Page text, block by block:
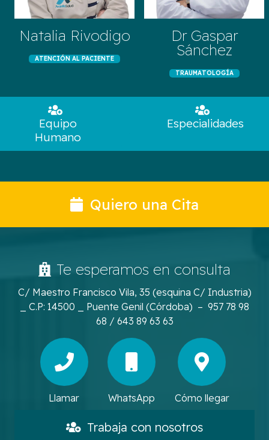
Natalia Rivodigo
ATENCIÓN AL PACIENTE
Dr Gaspar
Sánchez
TRAUMATOLOGÍA
Equipo
Humano
Especialidades
Quiero una Cita
Te esperamos en consulta
C/ Maestro Francisco Vila, 35 (esquina C/ Industria)
_ C.P: 14500 _ Puente Genil (Córdoba) – 957 78 98
68 / 643 89 63 63
Llamar WhatsApp Cómo llegar
Trabaja con nosotros